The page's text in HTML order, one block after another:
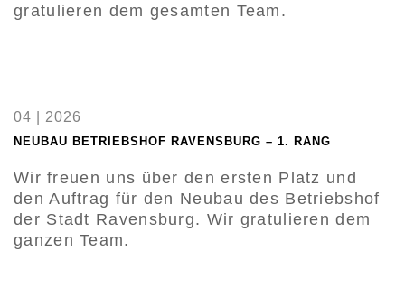
gratulieren dem gesamten Team.
04 | 2026
NEUBAU BETRIEBSHOF RAVENSBURG – 1. RANG
Wir freuen uns über den ersten Platz und
den Auftrag für den Neubau des Betriebshof
der Stadt Ravensburg. Wir gratulieren dem
ganzen Team.